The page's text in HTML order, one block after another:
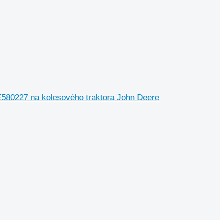
na kolesového traktora John Deere